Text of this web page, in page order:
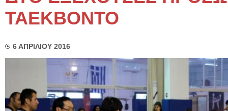
ΤΑΕΚΒΟΝΤΟ
6 ΑΠΡΙΛΙΟΥ 2016